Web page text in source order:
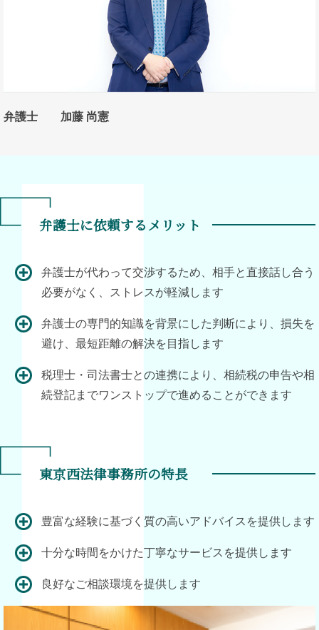
弁護士 加藤 尚憲
弁護士に依頼するメリット
弁護士が代わって交渉するため、相手と直接話し合う
必要がなく、ストレスが軽減します
弁護士の専門的知識を背景にした判断により、損失を
避け、最短距離の解決を目指します
税理士・司法書士との連携により、相続税の申告や相
続登記までワンストップで進めることができます
東京西法律事務所の特長
豊富な経験に基づく質の高いアドバイスを提供します
十分な時間をかけた丁寧なサービスを提供します
良好なご相談環境を提供します